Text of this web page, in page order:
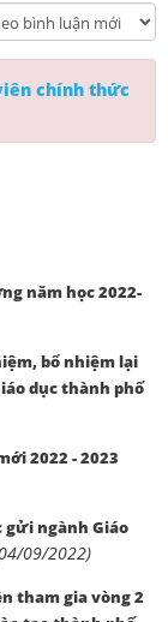
chính thức
năm học 2022-
bổ nhiệm lại
dục thành phố
2022 - 2023
gửi ngành Giáo
09/2022)
tham gia vòng 2